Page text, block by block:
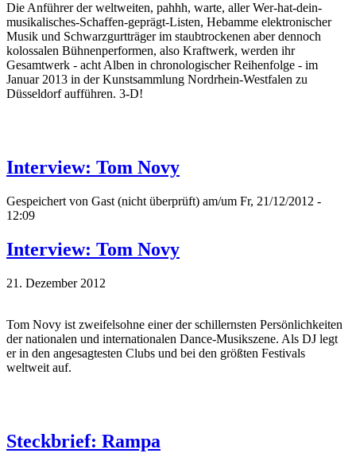
Die Anführer der weltweiten, pahhh, warte, aller Wer-hat-dein-
musikalisches-Schaffen-geprägt-Listen, Hebamme elektronischer
Musik und Schwarzgurtträger im staubtrockenen aber dennoch
kolossalen Bühnenperformen, also Kraftwerk, werden ihr
Gesamtwerk - acht Alben in chronologischer Reihenfolge - im
Januar 2013 in der Kunstsammlung Nordrhein-Westfalen zu
Düsseldorf aufführen. 3-D!
Interview: Tom Novy
Gespeichert von Gast (nicht überprüft) am/um Fr, 21/12/2012 -
12:09
Interview: Tom Novy
21. Dezember 2012
Tom Novy ist zweifelsohne einer der schillernsten Persönlichkeiten
der nationalen und internationalen Dance-Musikszene. Als DJ legt
er in den angesagtesten Clubs und bei den größten Festivals
weltweit auf.
Steckbrief: Rampa